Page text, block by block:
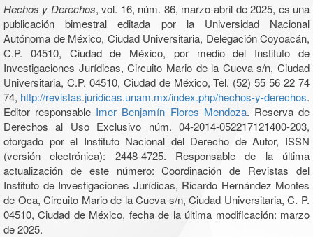
Hechos y Derechos, vol. 16, núm. 86, marzo-abril de 2025, es una
publicación bimestral editada por la Universidad Nacional
Autónoma de México, Ciudad Universitaria, Delegación Coyoacán,
C.P. 04510, Ciudad de México, por medio del Instituto de
Investigaciones Jurídicas, Circuito Mario de la Cueva s/n, Ciudad
Universitaria, C.P. 04510, Ciudad de México, Tel. (52) 55 56 22 74
74, http://revistas.juridicas.unam.mx/index.php/hechos-y-derechos.
Editor responsable Imer Benjamín Flores Mendoza. Reserva de
Derechos al Uso Exclusivo núm. 04-2014-052217121400-203,
otorgado por el Instituto Nacional del Derecho de Autor, ISSN
(versión electrónica): 2448-4725. Responsable de la última
actualización de este número: Coordinación de Revistas del
Instituto de Investigaciones Jurídicas, Ricardo Hernández Montes
de Oca, Circuito Mario de la Cueva s/n, Ciudad Universitaria, C. P.
04510, Ciudad de México, fecha de la última modificación: marzo
de 2025.